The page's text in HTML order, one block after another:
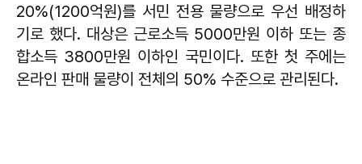
20%(1200억원)를 서민 전용 물량으로 우선 배정하
기로 했다. 대상은 근로소득 5000만원 이하 또는 종
합소득 3800만원 이하인 국민이다. 또한 첫 주에는
온라인 판매 물량이 전체의 50% 수준으로 관리된다.